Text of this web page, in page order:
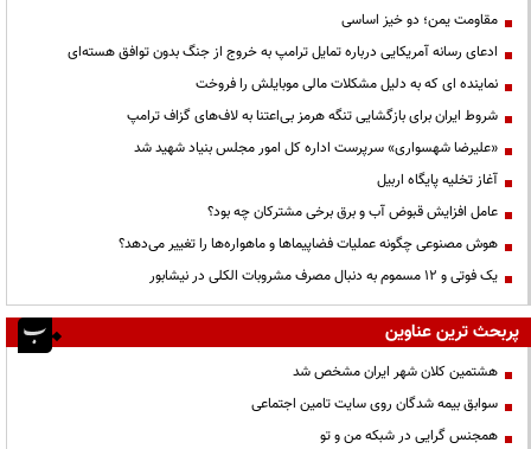
مقاومت یمن؛ دو خیز اساسی
ادعای رسانه آمریکایی درباره تمایل ترامپ به خروج از جنگ بدون توافق هسته‌ای
نماینده ای که به دلیل مشکلات مالی موبایلش را فروخت
شروط ایران برای بازگشایی تنگه هرمز بی‌اعتنا به لاف‌های گزاف ترامپ
«علیرضا شهسواری» سرپرست اداره کل امور مجلس بنیاد شهید شد
آغاز تخلیه پایگاه اربیل
عامل افزایش قبوض آب و برق برخی مشترکان چه بود؟
هوش مصنوعی چگونه عملیات فضاپیماها و ماهواره‌ها را تغییر می‌دهد؟
یک فوتی و ۱۲ مسموم به دنبال مصرف مشروبات الکلی در نیشابور
پربحث ترین عناوین
هشتمین کلان شهر ایران مشخص شد
سوابق بیمه شدگان روی سایت تامین اجتماعی
همجنس گرایی در شبکه من و تو